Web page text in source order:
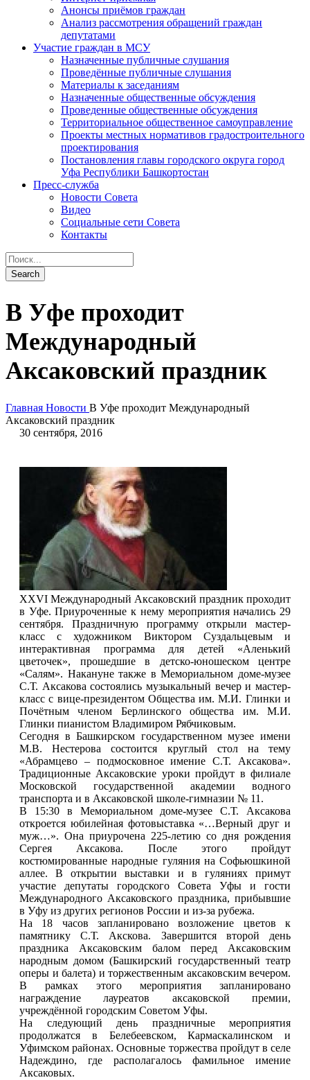
Анонсы приёмов граждан
Анализ рассмотрения обращений граждан
депутатами
Участие граждан в МСУ
Назначенные публичные слушания
Проведённые публичные слушания
Материалы к заседаниям
Назначенные общественные обсуждения
Проведенные общественные обсуждения
Территориальное общественное самоуправление
Проекты местных нормативов градостроительного
проектирования
Постановления главы городского округа город
Уфа Республики Башкортостан
Пресс-служба
Новости Совета
Видео
Социальные сети Совета
Контакты
В Уфе проходит
Международный
Аксаковский праздник
Главная Новости В Уфе проходит Международный
Аксаковский праздник
30 сентября, 2016
XXVI Международный Аксаковский праздник проходит
в Уфе. Приуроченные к нему мероприятия начались 29
сентября. Праздничную программу открыли мастер-
класс с художником Виктором Суздальцевым и
интерактивная программа для детей «Аленький
цветочек», прошедшие в детско-юношеском центре
«Салям». Накануне также в Мемориальном доме-музее
С.Т. Аксакова состоялись музыкальный вечер и мастер-
класс с вице-президентом Общества им. М.И. Глинки и
Почётным членом Берлинского общества им. М.И.
Глинки пианистом Владимиром Рябчиковым.
Сегодня в Башкирском государственном музее имени
М.В. Нестерова состоится круглый стол на тему
«Абрамцево – подмосковное имение С.Т. Аксакова».
Традиционные Аксаковские уроки пройдут в филиале
Московской государственной академии водного
транспорта и в Аксаковской школе-гимназии № 11.
В 15:30 в Мемориальном доме-музее С.Т. Аксакова
откроется юбилейная фотовыставка «…Верный друг и
муж…». Она приурочена 225-летию со дня рождения
Сергея Аксакова. После этого пройдут
костюмированные народные гуляния на Софьюшкиной
аллее. В открытии выставки и в гуляниях примут
участие депутаты городского Совета Уфы и гости
Международного Аксаковского праздника, прибывшие
в Уфу из других регионов России и из-за рубежа.
На 18 часов запланировано возложение цветов к
памятнику С.Т. Акскова. Завершится второй день
праздника Аксаковским балом перед Аксаковским
народным домом (Башкирский государственный театр
оперы и балета) и торжественным аксаковским вечером.
В рамках этого мероприятия запланировано
награждение лауреатов аксаковской премии,
учреждённой городским Советом Уфы.
На следующий день праздничные мероприятия
продолжатся в Белебеевском, Кармаскалинском и
Уфимском районах. Основные торжества пройдут в селе
Надеждино, где располагалось фамильное имение
Аксаковых.